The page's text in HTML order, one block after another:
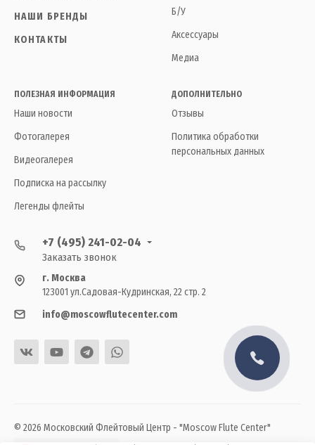
НАШИ БРЕНДЫ
КОНТАКТЫ
Б/У
Аксессуары
Медиа
ПОЛЕЗНАЯ ИНФОРМАЦИЯ
Наши новости
Фотогалерея
Видеогалерея
Подписка на рассылку
Легенды флейты
ДОПОЛНИТЕЛЬНО
Отзывы
Политика обработки
персональных данных
+7 (495) 241-02-04
Заказать звонок
г. Москва
123001 ул.Садовая-Кудринская, 22 стр. 2
info@moscowflutecenter.com
© 2026 Московский Флейтовый Центр - "Moscow Flute Center"